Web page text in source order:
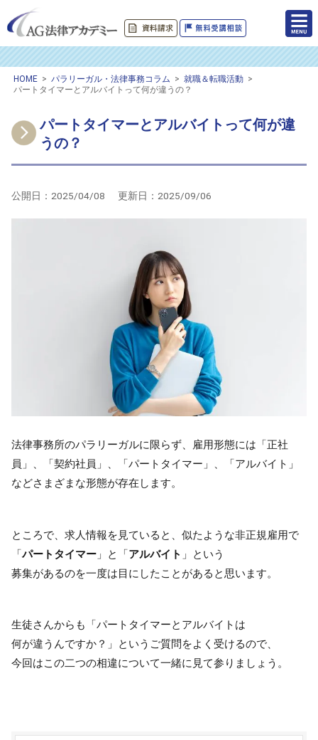
HOME > パラリーガル・法律事務コラム > 就職＆転職活動 >
パートタイマーとアルバイトって何が違うの？
パートタイマーとアルバイトって何が違
うの？
公開日： 2025/04/08 更新日： 2025/09/06
法律事務所のパラリーガルに限らず、雇用形態には「正社
員」、「契約社員」、「パートタイマー」、「アルバイト」
などさまざまな形態が存在します。
ところで、求人情報を見ていると、似たような非正規雇用で
「パートタイマー 」と「アルバイト 」という
募集があるのを一度は目にしたことがあると思います。
生徒さんからも「パートタイマーとアルバイトは
何が違うんですか？」というご質問をよく受けるので、
今回はこの二つの相違について一緒に見て参りましょう。